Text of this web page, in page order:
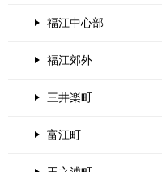
福江中心部
福江郊外
三井楽町
富江町